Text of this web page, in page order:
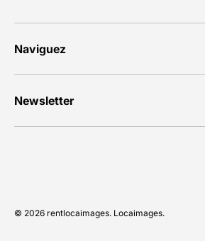
Naviguez
Newsletter
© 2026 rentlocaimages. Locaimages.